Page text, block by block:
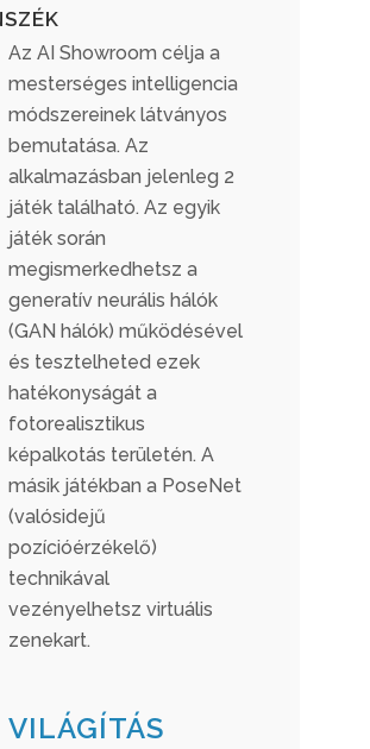
Az AI Showroom célja a
mesterséges intelligencia
módszereinek látványos
bemutatása. Az
alkalmazásban jelenleg 2
játék található. Az egyik
játék során
megismerkedhetsz a
generatív neurális hálók
(GAN hálók) működésével
és tesztelheted ezek
hatékonyságát a
fotorealisztikus
képalkotás területén. A
másik játékban a PoseNet
(valósidejű
pozícióérzékelő)
technikával
vezényelhetsz virtuális
zenekart.
VILÁGÍTÁS